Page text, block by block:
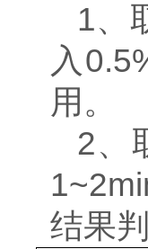
1、
入
用。
2、
结果